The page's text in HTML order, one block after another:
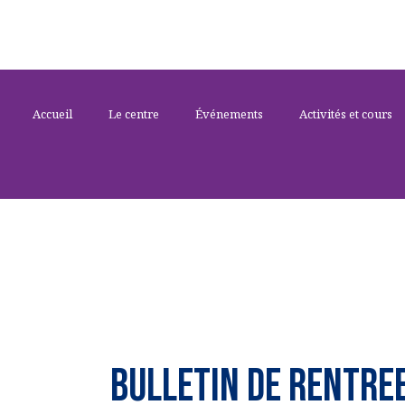
Accueil Le centre Événements Activités et cours
BULLETIN DE